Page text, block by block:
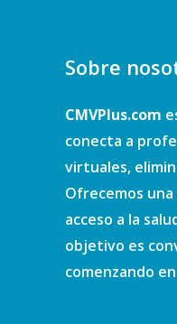
Sobre
CMVPlus.com
conecta a
virtuales,
Ofrecemos
acceso a la
objetivo es
comenzando